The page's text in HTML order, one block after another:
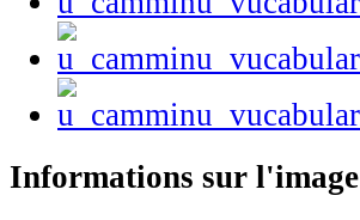
Informations sur l'image